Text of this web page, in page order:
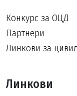
Конкурс за ОЦД
Партнери
Линкови за
Линкови